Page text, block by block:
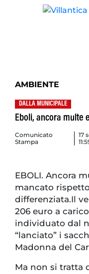
AMBIENTE
DALLA MUNICIPALE
Eboli, ancora multe
Comunicato
Stampa
17
EBOLI. Ancora
mancato
differenziata.Il
206 euro a
individuato dal
“lanciato” i
Madonna del
Ma non si tratta